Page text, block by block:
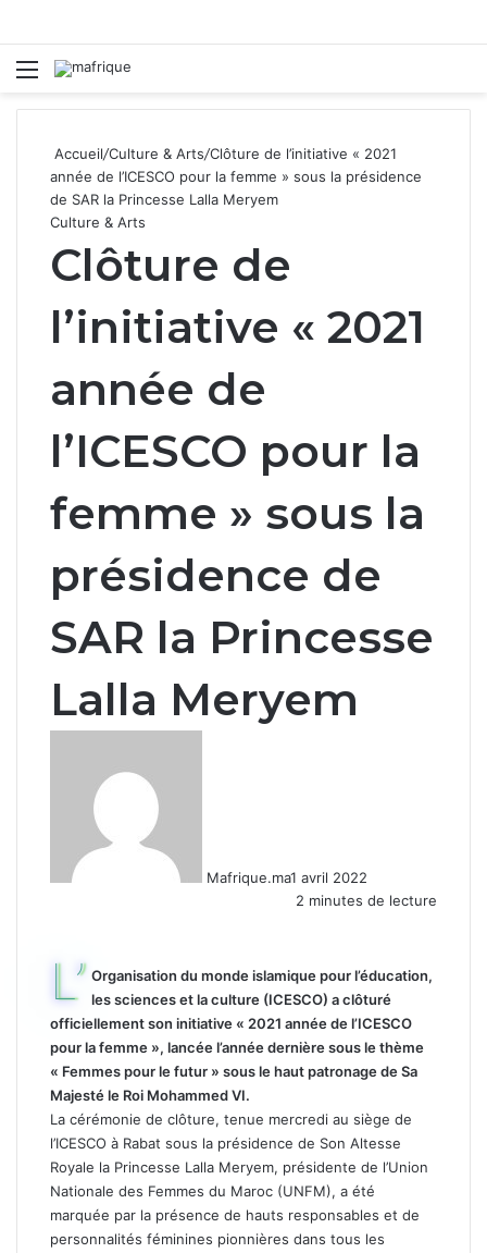
Menu
Accueil/Culture & Arts/Clôture de l’initiative « 2021
année de l’ICESCO pour la femme » sous la présidence
de SAR la Princesse Lalla Meryem
Culture & Arts
Clôture de
l’initiative « 2021
année de
l’ICESCO pour la
femme » sous la
présidence de
SAR la Princesse
Lalla Meryem
Mafrique.ma1 avril 2022
2 minutes de lecture
L’ Organisation du monde islamique pour l’éducation,
les sciences et la culture (ICESCO) a clôturé
officiellement son initiative « 2021 année de l’ICESCO
pour la femme », lancée l’année dernière sous le thème
« Femmes pour le futur » sous le haut patronage de Sa
Majesté le Roi Mohammed VI.
La cérémonie de clôture, tenue mercredi au siège de
l’ICESCO à Rabat sous la présidence de Son Altesse
Royale la Princesse Lalla Meryem, présidente de l’Union
Nationale des Femmes du Maroc (UNFM), a été
marquée par la présence de hauts responsables et de
personnalités féminines pionnières dans tous les